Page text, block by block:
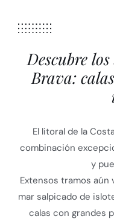
Descubre
Brava:
El litoral de la
combinación
y
Extensos tramos aún
mar salpicado de
calas con grandes